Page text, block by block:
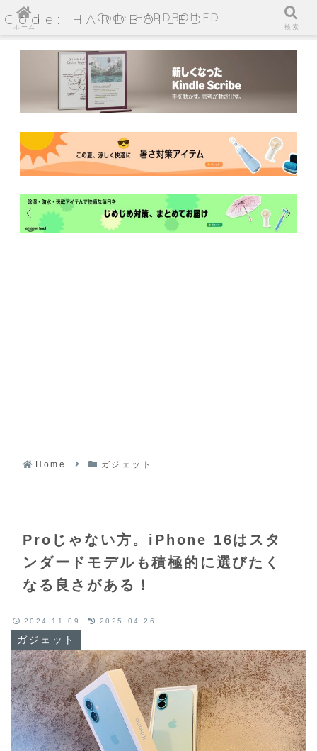
Code: HARDBOILED
Home ガジェット
Proじゃない方。iPhone 16はスタ
ンダードモデルも積極的に選びたく
なる良さがある！
ガジェット
2024.11.09 2025.04.26
ホーム
Code: HARDBOILED
検索